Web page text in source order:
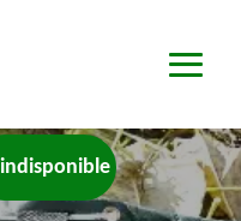
indisponible